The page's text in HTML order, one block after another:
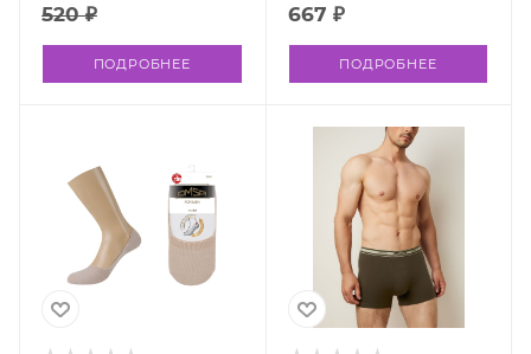
520 ₽
ПОДРОБНЕЕ
667 ₽
ПОДРОБНЕЕ